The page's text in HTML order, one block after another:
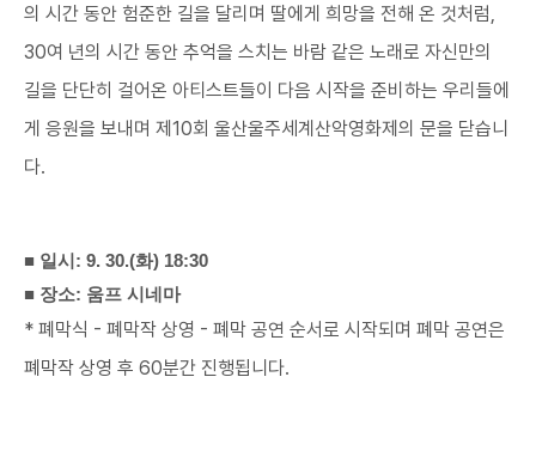
의 시간 동안 험준한 길을 달리며 딸에게 희망을 전해 온 것처럼,
30여 년의 시간 동안 추억을 스치는 바람 같은 노래로 자신만의
길을 단단히 걸어온 아티스트들이 다음 시작을 준비하는 우리들에
게 응원을 보내며 제10회 울산울주세계산악영화제의 문을 닫습니
다.
■ 일시: 9. 30.(화) 18:30
■ 장소: 움프 시네마
* 폐막식 - 폐막작 상영 - 폐막 공연 순서로 시작되며 폐막 공연은
폐막작 상영 후 60분간 진행됩니다.